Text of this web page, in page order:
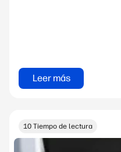
Leer más
10 Tiempo de lectura